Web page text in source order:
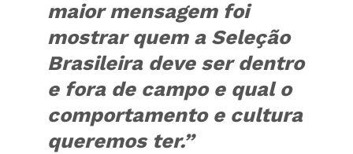
maior mensagem foi
mostrar quem a Seleção
Brasileira deve ser dentro
e fora de campo e qual o
comportamento e cultura
queremos ter.”